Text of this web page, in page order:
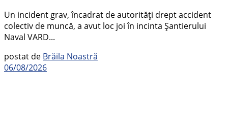
Un incident grav, încadrat de autorități drept accident
colectiv de muncă, a avut loc joi în incinta Șantierului
Naval VARD...
postat de Brăila Noastră
06/08/2026